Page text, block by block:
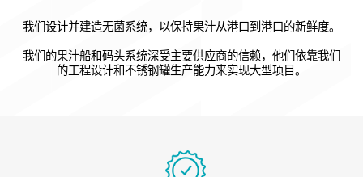
我们设计并建造无菌系统，以保持果汁从港口到港口的新鲜度。
我们的果汁船和码头系统深受主要供应商的信赖，他们依靠我们
的工程设计和不锈钢罐生产能力来实现大型项目。